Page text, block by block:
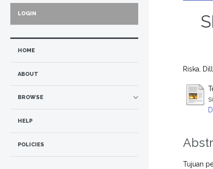
Riska,
Tujuan
LOGIN
HOME
ABOUT
BROWSE
HELP
POLICIES